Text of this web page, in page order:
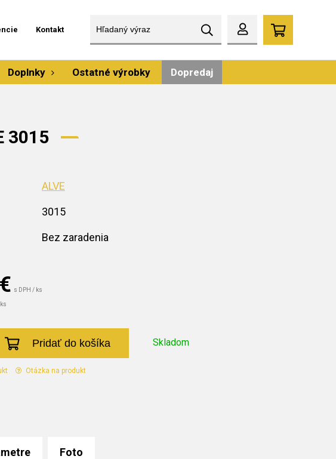
Kontakt
Doplnky Ostatné výrobky Dopredaj
3015
€ s DPH / ks
Skladom
Pridať do košíka
Otázka na produkt
ALVE
3015
Bez zaradenia
Foto